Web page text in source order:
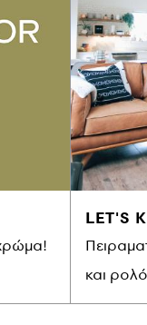
LET'S
και ρολό